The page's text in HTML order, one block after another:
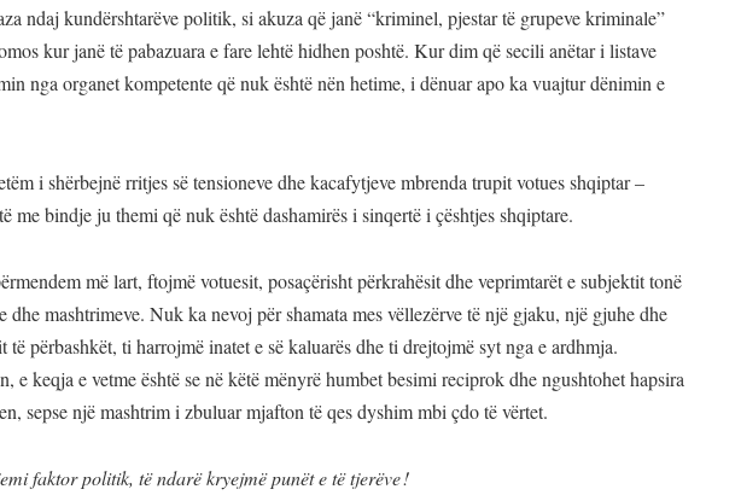
ndaj kundërshtarëve politik, si akuza që janë “kriminel, pjestar të grupeve kriminale”
kur janë të pabazuara e fare lehtë hidhen poshtë. Kur dim që secili anëtar i listave
nga organet kompetente që nuk është nën hetime, i dënuar apo ka vuajtur dënimin e
i shërbejnë rritjes së tensioneve dhe kacafytjeve mbrenda trupit votues shqiptar –
me bindje ju themi që nuk është dashamirës i sinqertë i çështjes shqiptare.
më lart, ftojmë votuesit, posaçërisht përkrahësit dhe veprimtarët e subjektit tonë
dhe mashtrimeve. Nuk ka nevoj për shamata mes vëllezërve të një gjaku, një gjuhe dhe
përbashkët, ti harrojmë inatet e së kaluarës dhe ti drejtojmë syt nga e ardhmja.
e keqja e vetme është se në këtë mënyrë humbet besimi reciprok dhe ngushtohet hapsira
sepse një mashtrim i zbuluar mjafton të qes dyshim mbi çdo të vërtet.
faktor politik, të ndarë kryejmë punët e të tjerëve !